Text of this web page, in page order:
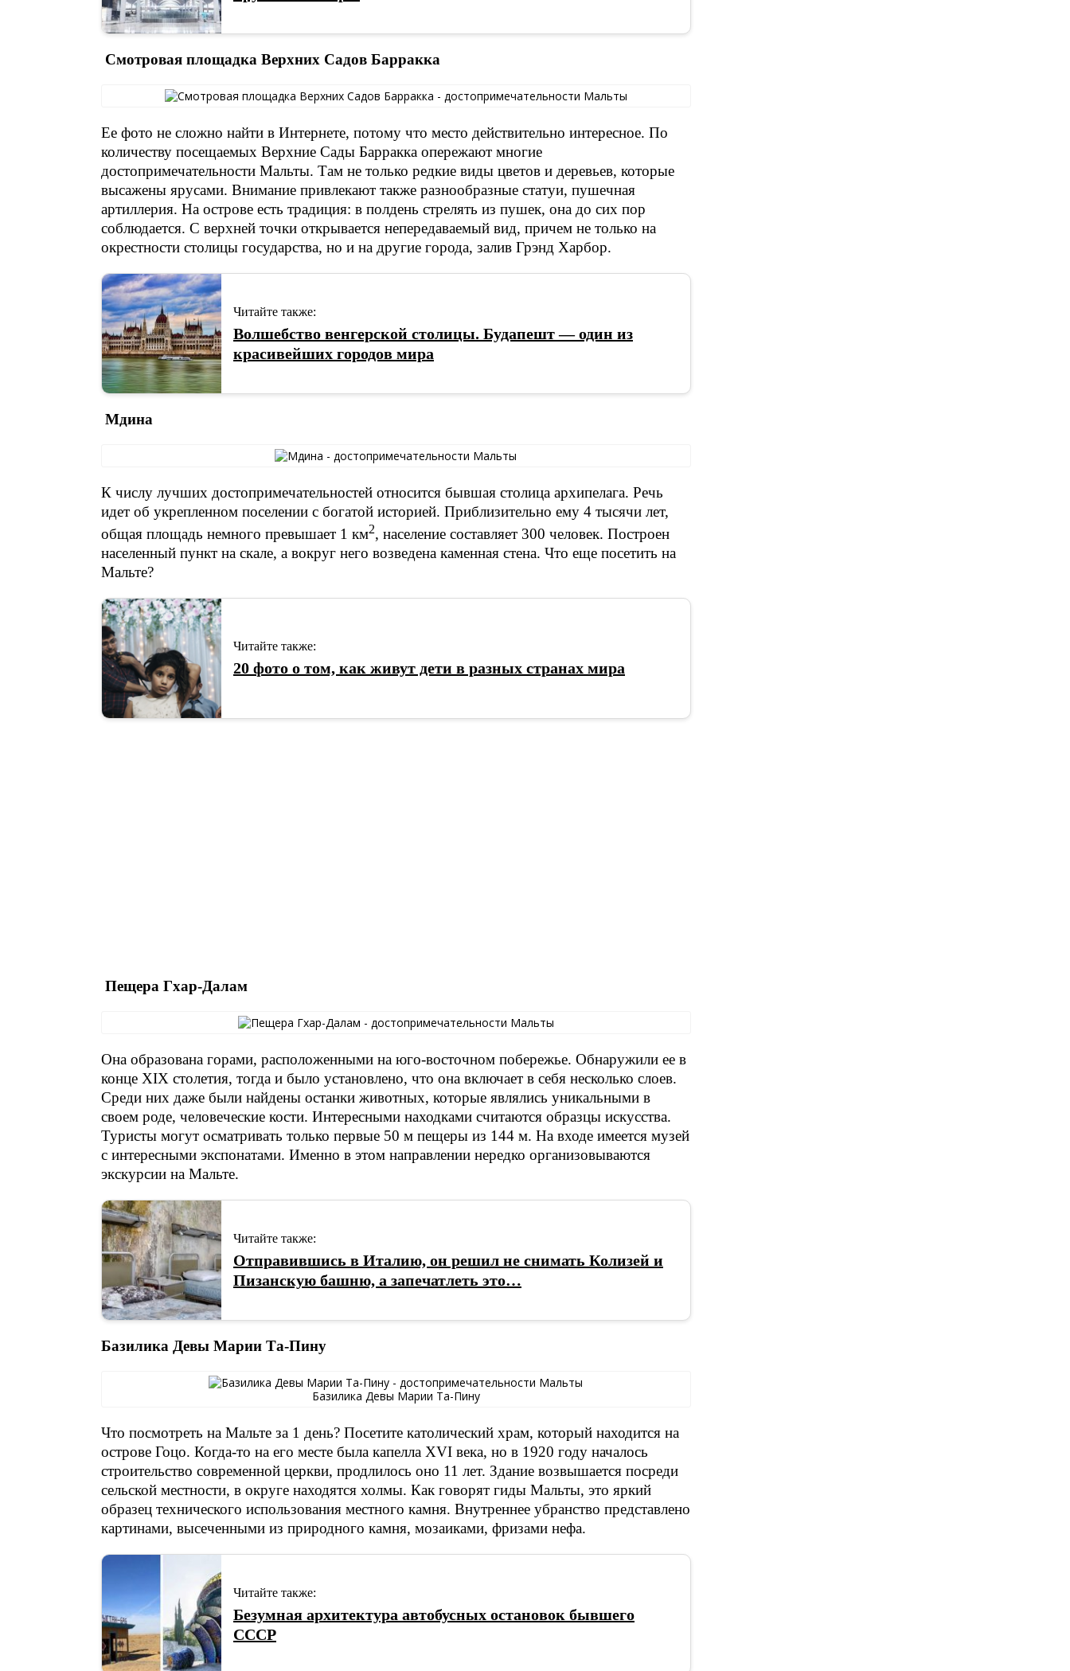
Смотровая площадка Верхних Садов Барракка
Ее фото не сложно найти в Интернете, потому что место действительно интересное. По
количеству посещаемых Верхние Сады Барракка опережают многие
достопримечательности Мальты. Там не только редкие виды цветов и деревьев, которые
высажены ярусами. Внимание привлекают также разнообразные статуи, пушечная
артиллерия. На острове есть традиция: в полдень стрелять из пушек, она до сих пор
соблюдается. С верхней точки открывается непередаваемый вид, причем не только на
окрестности столицы государства, но и на другие города, залив Грэнд Харбор.
Читайте также:
Волшебство венгерской столицы. Будапешт — один из
красивейших городов мира
Мдина
К числу лучших достопримечательностей относится бывшая столица архипелага. Речь
идет об укрепленном поселении с богатой историей. Приблизительно ему 4 тысячи лет,
общая площадь немного превышает 1 км2, население составляет 300 человек. Построен
населенный пункт на скале, а вокруг него возведена каменная стена. Что еще посетить на
Мальте?
Читайте также:
20 фото о том, как живут дети в разных странах мира
Пещера Гхар-Далам
Она образована горами, расположенными на юго-восточном побережье. Обнаружили ее в
конце XIX столетия, тогда и было установлено, что она включает в себя несколько слоев.
Среди них даже были найдены останки животных, которые являлись уникальными в
своем роде, человеческие кости. Интересными находками считаются образцы искусства.
Туристы могут осматривать только первые 50 м пещеры из 144 м. На входе имеется музей
с интересными экспонатами. Именно в этом направлении нередко организовываются
экскурсии на Мальте.
Читайте также:
Отправившись в Италию, он решил не снимать Колизей и
Пизанскую башню, а запечатлеть это…
Базилика Девы Марии Та-Пину
Базилика Девы Марии Та-Пину
Что посмотреть на Мальте за 1 день? Посетите католический храм, который находится на
острове Гоцо. Когда-то на его месте была капелла XVI века, но в 1920 году началось
строительство современной церкви, продлилось оно 11 лет. Здание возвышается посреди
сельской местности, в округе находятся холмы. Как говорят гиды Мальты, это яркий
образец технического использования местного камня. Внутреннее убранство представлено
картинами, высеченными из природного камня, мозаиками, фризами нефа.
Читайте также:
Безумная архитектура автобусных остановок бывшего
СССР